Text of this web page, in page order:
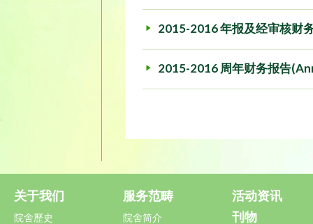
2015-2016 年报及经审核财
2015-2016 周年财务报告
关于我们
院舍歷史
服务范畴
院舍简介
活动资讯
刊物